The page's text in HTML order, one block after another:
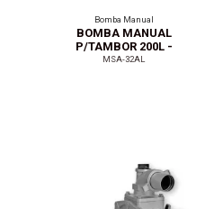
Bomba Manual
BOMBA MANUAL
P/TAMBOR 200L -
ALUMINIO
MSA-32AL